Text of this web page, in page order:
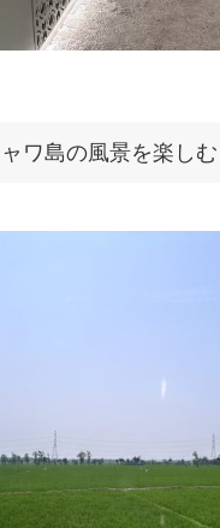
ワ島の風景を楽しむ